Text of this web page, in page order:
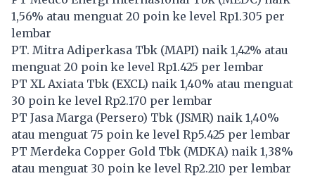
1,56% atau menguat 20 poin ke level Rp1.305 per
lembar
PT. Mitra Adiperkasa Tbk (MAPI) naik 1,42% atau
menguat 20 poin ke level Rp1.425 per lembar
PT XL Axiata Tbk (EXCL) naik 1,40% atau menguat
30 poin ke level Rp2.170 per lembar
PT Jasa Marga (Persero) Tbk (JSMR) naik 1,40%
atau menguat 75 poin ke level Rp5.425 per lembar
PT Merdeka Copper Gold Tbk (MDKA) naik 1,38%
atau menguat 30 poin ke level Rp2.210 per lembar